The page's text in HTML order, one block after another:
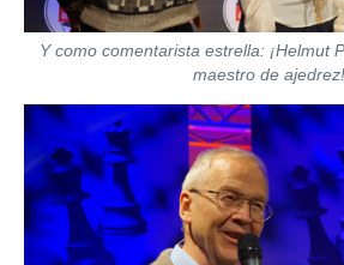
Y como comentarista estrella: ¡Helmut
maestro de ajedrez!